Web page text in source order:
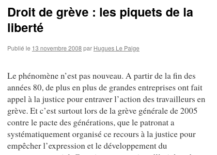
Droit de grève : les piquets de la
liberté
Publié le 13 novembre 2008 par Hugues Le Paige
Le phénomène n’est pas nouveau. A partir de la fin des
années 80, de plus en plus de grandes entreprises ont fait
appel à la justice pour entraver l’action des travailleurs en
grève. Et c’est surtout lors de la grève générale de 2005
contre le pacte des générations, que le patronat a
systématiquement organisé ce recours à la justice pour
empêcher l’expression et le développement du